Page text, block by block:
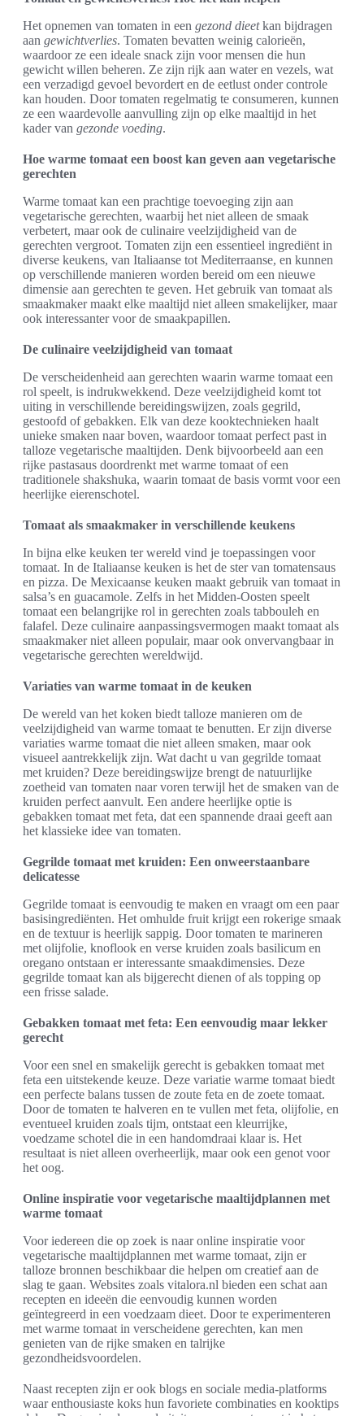
Het opnemen van tomaten in een gezond dieetkan bijdragen
aan gewichtverlies. Tomaten bevatten weinig calorieën,
waardoor ze een ideale snack zijn voor mensen die hun
gewicht willen beheren. Ze zijn rijk aan water en vezels, wat
een verzadigd gevoel bevordert en de eetlust onder controle
kan houden. Door tomaten regelmatig te consumeren, kunnen
ze een waardevolle aanvulling zijn op elke maaltijd in het
kader van gezonde voeding.
Hoe warme tomaat een boost kan geven aan vegetarische
gerechten
Warme tomaat kan een prachtige toevoeging zijn aan
vegetarische gerechten, waarbij het niet alleen de smaak
verbetert, maar ook de culinaire veelzijdigheid van de
gerechten vergroot. Tomaten zijn een essentieel ingrediënt in
diverse keukens, van Italiaanse tot Mediterraanse, en kunnen
op verschillende manieren worden bereid om een nieuwe
dimensie aan gerechten te geven. Het gebruik van tomaat als
smaakmaker maakt elke maaltijd niet alleen smakelijker, maar
ook interessanter voor de smaakpapillen.
De culinaire veelzijdigheid van tomaat
De verscheidenheid aan gerechten waarin warme tomaat een
rol speelt, is indrukwekkend. Deze veelzijdigheid komt tot
uiting in verschillende bereidingswijzen, zoals gegrild,
gestoofd of gebakken. Elk van deze kooktechnieken haalt
unieke smaken naar boven, waardoor tomaat perfect past in
talloze vegetarische maaltijden. Denk bijvoorbeeld aan een
rijke pastasaus doordrenkt met warme tomaat of een
traditionele shakshuka, waarin tomaat de basis vormt voor een
heerlijke eierenschotel.
Tomaat als smaakmaker in verschillende keukens
In bijna elke keuken ter wereld vind je toepassingen voor
tomaat. In de Italiaanse keuken is het de ster van tomatensaus
en pizza. De Mexicaanse keuken maakt gebruik van tomaat in
salsa’s en guacamole. Zelfs in het Midden-Oosten speelt
tomaat een belangrijke rol in gerechten zoals tabbouleh en
falafel. Deze culinaire aanpassingsvermogen maakt tomaat als
smaakmaker niet alleen populair, maar ook onvervangbaar in
vegetarische gerechten wereldwijd.
Variaties van warme tomaat in de keuken
De wereld van het koken biedt talloze manieren om de
veelzijdigheid van warme tomaat te benutten. Er zijn diverse
variaties warme tomaat die niet alleen smaken, maar ook
visueel aantrekkelijk zijn. Wat dacht u van gegrilde tomaat
met kruiden? Deze bereidingswijze brengt de natuurlijke
zoetheid van tomaten naar voren terwijl het de smaken van de
kruiden perfect aanvult. Een andere heerlijke optie is
gebakken tomaat met feta, dat een spannende draai geeft aan
het klassieke idee van tomaten.
Gegrilde tomaat met kruiden: Een onweerstaanbare
delicatesse
Gegrilde tomaat is eenvoudig te maken en vraagt om een paar
basisingrediënten. Het omhulde fruit krijgt een rokerige smaak
en de textuur is heerlijk sappig. Door tomaten te marineren
met olijfolie, knoflook en verse kruiden zoals basilicum en
oregano ontstaan er interessante smaakdimensies. Deze
gegrilde tomaat kan als bijgerecht dienen of als topping op
een frisse salade.
Gebakken tomaat met feta: Een eenvoudig maar lekker
gerecht
Voor een snel en smakelijk gerecht is gebakken tomaat met
feta een uitstekende keuze. Deze variatie warme tomaat biedt
een perfecte balans tussen de zoute feta en de zoete tomaat.
Door de tomaten te halveren en te vullen met feta, olijfolie, en
eventueel kruiden zoals tijm, ontstaat een kleurrijke,
voedzame schotel die in een handomdraai klaar is. Het
resultaat is niet alleen overheerlijk, maar ook een genot voor
het oog.
Online inspiratie voor vegetarische maaltijdplannen met
warme tomaat
Voor iedereen die op zoek is naar online inspiratie voor
vegetarische maaltijdplannen met warme tomaat, zijn er
talloze bronnen beschikbaar die helpen om creatief aan de
slag te gaan. Websites zoals vitalora.nl bieden een schat aan
recepten en ideeën die eenvoudig kunnen worden
geïntegreerd in een voedzaam dieet. Door te experimenteren
met warme tomaat in verscheidene gerechten, kan men
genieten van de rijke smaken en talrijke
gezondheidsvoordelen.
Naast recepten zijn er ook blogs en sociale media-platforms
waar enthousiaste koks hun favoriete combinaties en kooktips